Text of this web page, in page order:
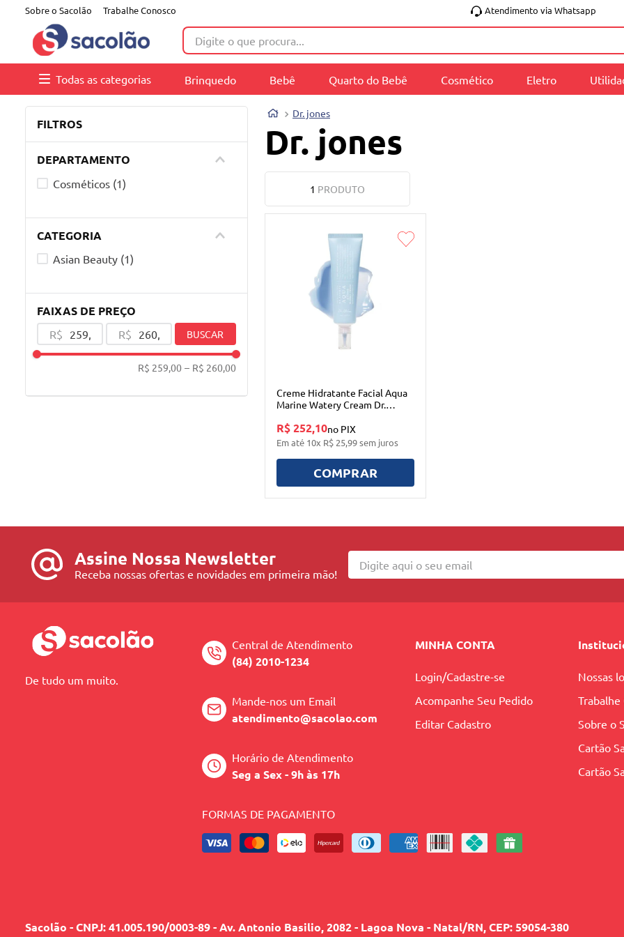
Sobre o Sacolão Trabalhe Conosco Atendimento via Whatsapp
Digite o que procura...
Todas as categorias Brinquedo Bebê Quarto do Bebê Cosmético Eletro
FILTROS
DEPARTAMENTO
Cosméticos (1)
CATEGORIA
Asian Beauty (1)
FAIXAS DE PREÇO
R$ R$ BUSCAR
R$ 259,00 – R$ 260,00
Dr. jones
Dr. jones
1 PRODUTO
Creme Hidratante Facial Aqua
Marine Watery Cream Dr.
R$ 252,10no PIX
Em até 10x R$ 25,99sem juros
COMPRAR
Assine Nossa Newsletter
Receba nossas ofertas e novidades em primeira mão!
De tudo um muito.
Central de Atendimento
(84) 2010-1234
Mande-nos um Email
atendimento@sacolao.com
Horário de Atendimento
Seg a Sex - 9h às 17h
MINHA CONTA
Login/Cadastre-se
Acompanhe Seu Pedido
Editar Cadastro
Nossas
Trabalhe
Sobre o
Cartão
Cartão
FORMAS DE PAGAMENTO
Sacolão - CNPJ: 41.005.190/0003-89 - Av. Antonio Basilio, 2082 - Lagoa Nova - Natal/RN, CEP: 59054-380